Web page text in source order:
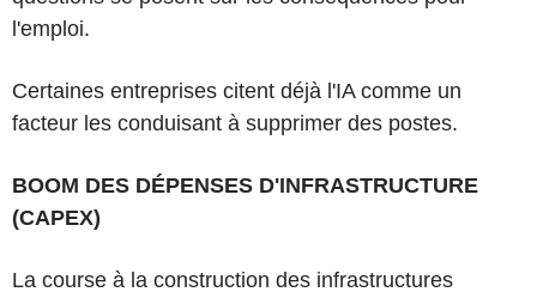
l'emploi.
Certaines entreprises citent déjà l'IA comme un
facteur les conduisant à supprimer des postes.
BOOM DES DÉPENSES D'INFRASTRUCTURE
(CAPEX)
La course à la construction des infrastructures